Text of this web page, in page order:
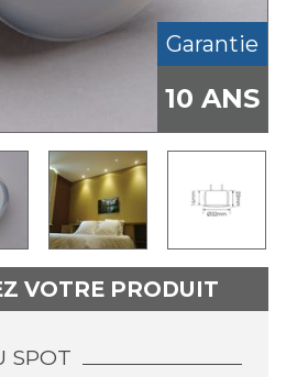
Garantie
10 ANS
VOTRE PRODUIT
SPOT